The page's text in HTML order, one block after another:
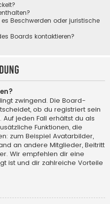
Beschwerden oder juristische
Boards kontaktieren?
zwingend. Die Board-
ob du registriert sein
jeden Fall erhältst du als
Funktionen, die
zum Beispiel Avatarbilder,
an andere Mitglieder, Beitritt
Wir empfehlen dir eine
ist und dir zahlreiche Vorteile